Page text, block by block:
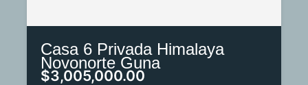
Casa 6 Privada Himalaya
Novonorte Guna
$3,005,000.00